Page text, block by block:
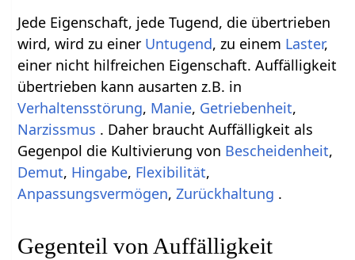
Jede Eigenschaft, jede Tugend, die übertrieben
wird, wird zu einer Untugend, zu einem Laster,
einer nicht hilfreichen Eigenschaft. Auffälligkeit
übertrieben kann ausarten z.B. in
Verhaltensstörung, Manie, Getriebenheit,
Narzissmus . Daher braucht Auffälligkeit als
Gegenpol die Kultivierung von Bescheidenheit,
Demut, Hingabe, Flexibilität,
Anpassungsvermögen,Zurückhaltung .
Gegenteil von Auffälligkeit